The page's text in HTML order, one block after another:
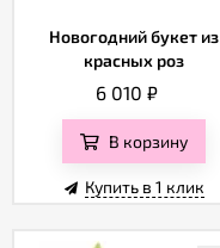
Новогодний букет из
красных роз
6 010₽
В корзину
Купить в 1 клик